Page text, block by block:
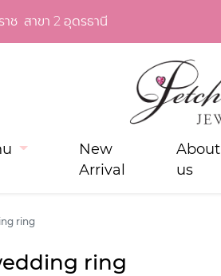
าช สาขา 2 อุดรธานี
New
Arrival
About
us
ring
ring